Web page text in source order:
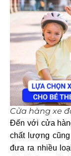
Cửa hàng xe
Đến với cửa
chất lượng
đưa ra nhiều